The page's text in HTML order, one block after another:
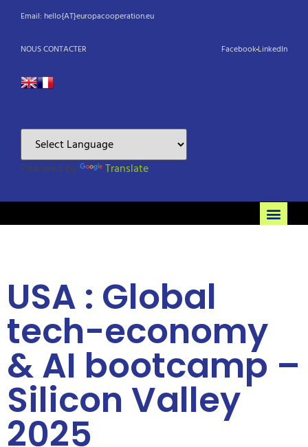
Email: hello{AT}europacooperation.eu
NOUS CONTACTER FacebookLinkedIn
Powered by Translate
USA : Global
tech-economy
& AI bootcamp –
Silicon Valley
2025